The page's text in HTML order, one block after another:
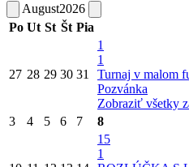
August2026
Po Ut St Št Pia
27 28 29 30 31
1
1
Turnaj v malom
Pozvánka
Zobraziť všetky
3 4 5 6 7 8
15
1